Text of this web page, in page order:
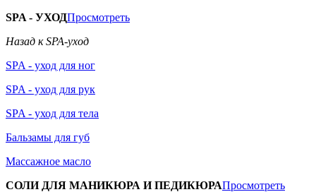
SPA - УХОДПросмотреть
Назад к SPA-уход
SPA - уход для ног
SPA - уход для рук
SPA - уход для тела
Бальзамы для губ
Массажное масло
СОЛИ ДЛЯ МАНИКЮРА И ПЕДИКЮРАПросмотреть